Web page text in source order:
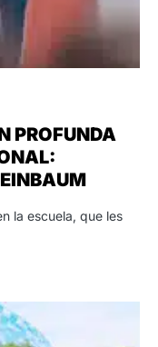
PROFUNDA
la escuela, que les